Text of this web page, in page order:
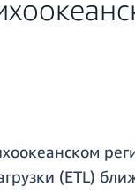
(ETL)